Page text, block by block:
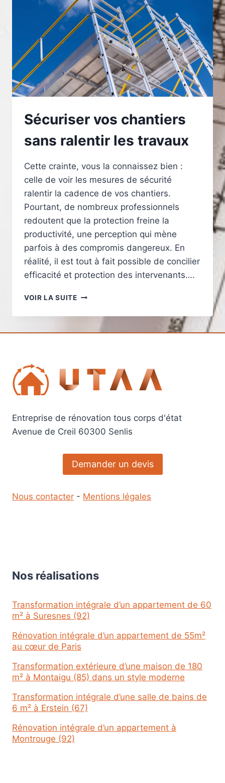
QUELS
DIAGNOSTICS
OBLIGATOIRES
ET
COMMENT
LES
PRÉPARER
Sécuriser vos chantiers
sans ralentir les travaux
Cette crainte, vous la connaissez bien :
celle de voir les mesures de sécurité
ralentir la cadence de vos chantiers.
Pourtant, de nombreux professionnels
redoutent que la protection freine la
productivité, une perception qui mène
parfois à des compromis dangereux. En
réalité, il est tout à fait possible de concilier
efficacité et protection des intervenants….
VOIR LA SUITESÉCURISER
CHANTIERS
Entreprise de rénovation tous corps d'état
Avenue de Creil 60300 Senlis
Demander un devis
Nous contacter - Mentions légales
Nos réalisations
Transformation intégrale d’un appartement de 60
m² à Suresnes (92)
Rénovation intégrale d’un appartement de 55m²
au cœur de Paris
Transformation extérieure d’une maison de 180
m² à Montaigu (85) dans un style moderne
Transformation intégrale d’une salle de bains de
6 m² à Erstein (67)
Rénovation intégrale d’un appartement à
Montrouge (92)